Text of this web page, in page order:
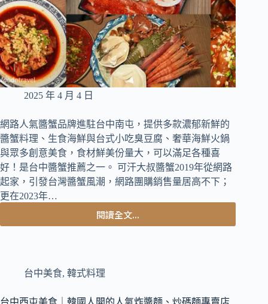
職
人
拉
麵
深
夜
美
食
2025 年 4 月 4 日
網路人氣醬蟹品牌進駐台中南屯，提供多款濃郁新鮮的
醬蟹料理、生食海鮮與台式小吃臭豆腐、奢華海鮮火鍋
與眾多創意美食，食材鮮美份量大，可以滿足各種喜
好！是台中醬蟹推薦之一。 可汗大叔醬蟹2019年從網路
起家，引發台灣醬蟹風潮，網路團購銷售量居高不下；
更在2023年…
閱讀全文...
台
｜
台中美食, 韓式料理